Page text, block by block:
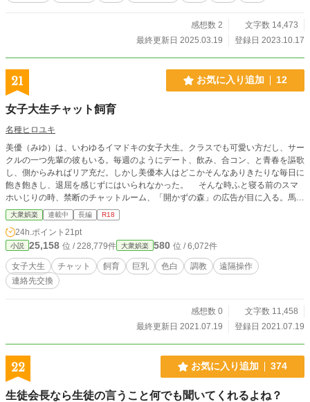
感想数 2
文字数 14,473
最終更新日 2025.03.19
登録日 2023.10.17
21 お気に入り追加 12
女子大生チャット飼育
名種ヒロユキ
美優（みゆ）は、いわゆるイマドキの女子大生。クラスでも可愛い方だし、サー
クルの一つ先輩の彼もいる。毎週のようにデート、飲み、合コン、と青春を謳歌
し、側からみればリア充だ。しかし美優本人はどこかそんなありきたりな毎日に
飽き飽きし、退屈を感じずにはいられなかった。 そんな時ふと寝る前のスマ
ホいじりの時、禁断のチャットルーム、「開かずの森」の広告が目に入る。馬鹿
にしながら冗談のつもりでサイトを開き、そこに１部屋チャットルームを設け
る、「佐伯」という男の部屋の「入室」ボタンをクリックする。待ち受けメッセ
ージは「ＪＫ、ＪＤ専用飼育係・佐伯」。 美優と佐伯の禁断のチャットプレ
イが始まった、、。
大衆娯楽 連載中 長編 R18
24h.ポイント 21pt
小説 25,158 位 / 228,779件 大衆娯楽 580 位 / 6,072件
女子大生 チャット 飼育 巨乳 色白 調教
遠隔操作
連絡先交換
感想数 0
文字数 11,458
最終更新日 2021.07.19
登録日 2021.07.19
22 お気に入り追加 374
生徒会長なら生徒の言うこと何でも聞いてくれるよね？